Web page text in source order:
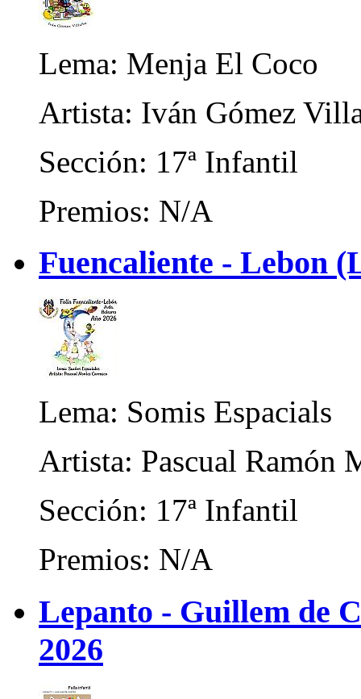
Lema: Menja El Coco
Artista: Iván Gómez
Sección: 17ª Infantil
Premios: N/A
Fuencaliente - Lebon
Lema: Somis Espacials
Artista: Pascual Ramón
Sección: 17ª Infantil
Premios: N/A
Lepanto - Guillem de
2026